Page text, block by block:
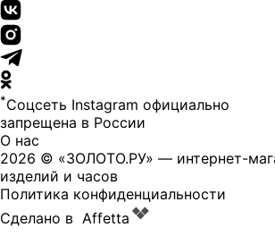
*Соцсеть Instagram официально
запрещена в России
О нас
2026 © «ЗОЛОТО.РУ» — интернет-
изделий и часов
Политика конфиденциальности
Сделано в Affetta